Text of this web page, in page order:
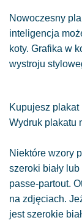
Nowoczesny
inteligencja
koty. Grafika w
wystroju
Kupujesz plakat
Wydruk plakatu
Niektóre wzory
szeroki biały
passe-partout.
na zdjęciach.
jest szerokie